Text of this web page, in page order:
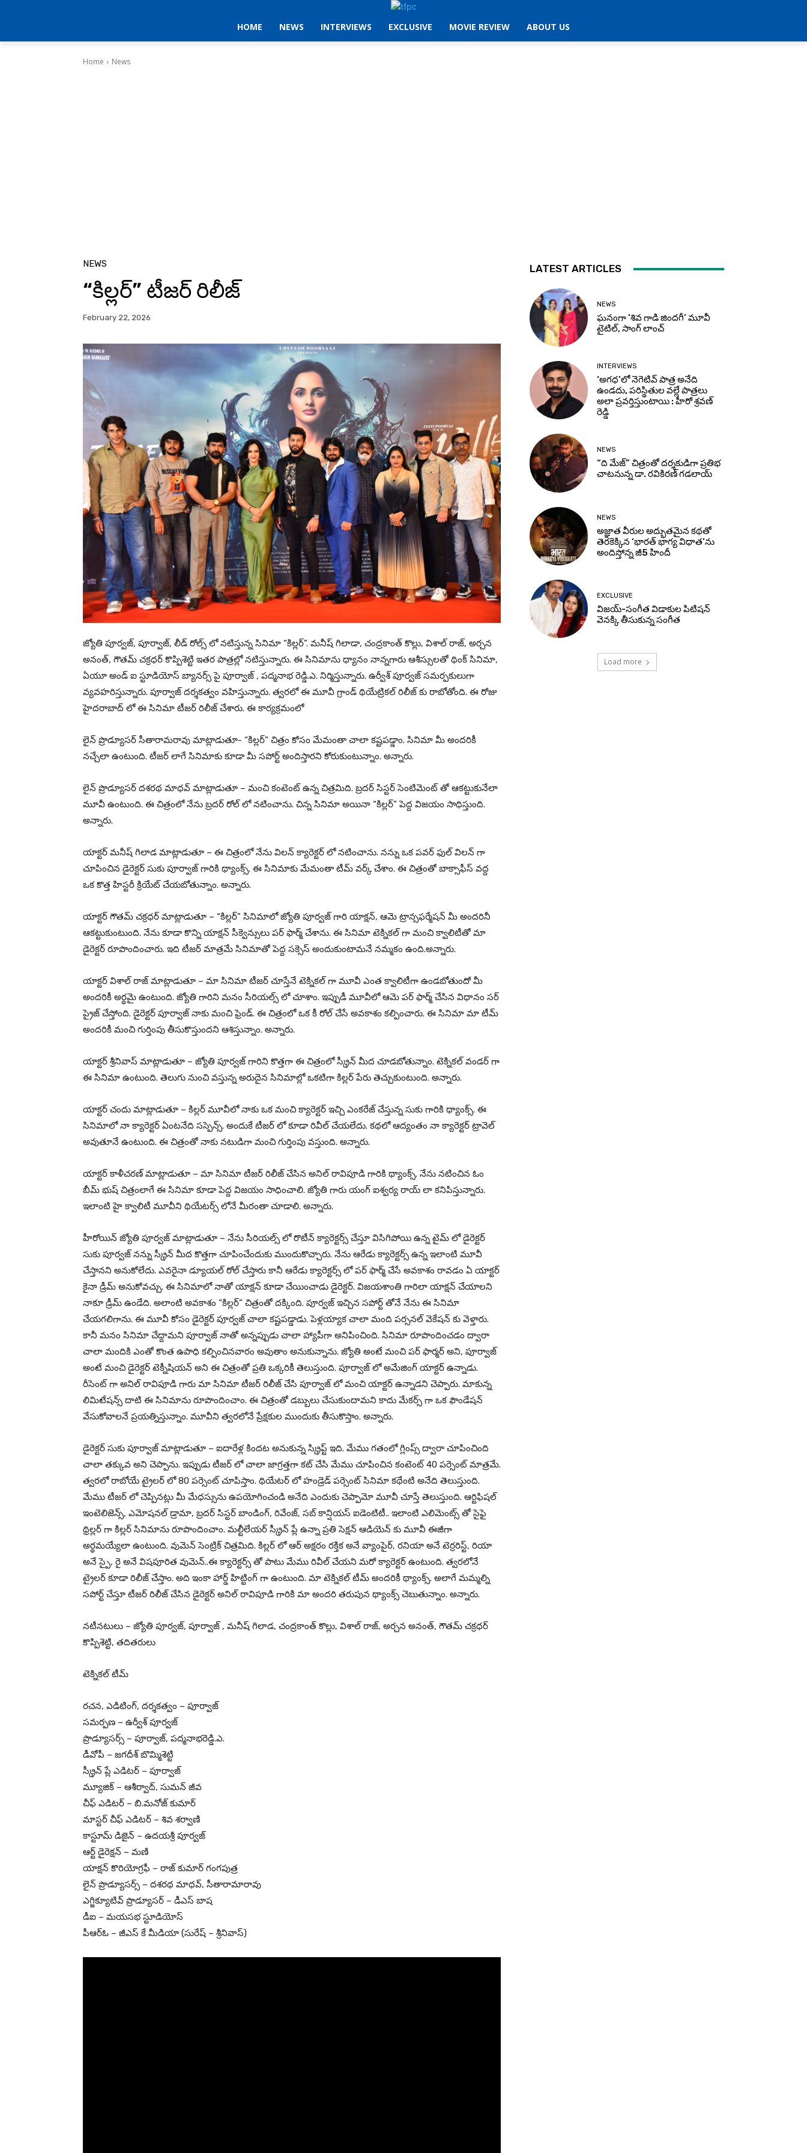
HOME NEWS INTERVIEWS EXCLUSIVE MOVIE REVIEW ABOUT US
Home News
NEWS
“కిల్లర్” టీజర్ రిలీజ్
February 22, 2026
జ్యోతి పూర్వజ్, పూర్వాజ్, లీడ్ రోల్స్ లో నటిస్తున్న సినిమా “కిల్లర్”. మనీష్ గిలాడా, చంద్రకాంత్ కొల్లు, విశాల్ రాజ్, అర్చన
అనంత్, గౌతమ్ చక్రధర్ కొప్పిశెట్టి ఇతర పాత్రల్లో నటిస్తున్నారు. ఈ సినిమాను ధ్యానం నాన్నగారు ఆశీస్సులతో థింక్ సినిమా,
ఏయూ అండ్ ఐ స్టూడియోస్ బ్యానర్స్ పై పూర్వాజ్ , పద్మనాభ రెడ్డి.ఎ. నిర్మిస్తున్నారు. ఉర్వీశ్ పూర్వజ్ సమర్పకులుగా
వ్యవహరిస్తున్నారు. పూర్వాజ్ దర్శకత్వం వహిస్తున్నారు. త్వరలో ఈ మూవీ గ్రాండ్ థియేట్రికల్ రిలీజ్ కు రాబోతోంది. ఈ రోజు
హైదరాబాద్ లో ఈ సినిమా టీజర్ రిలీజ్ చేశారు. ఈ కార్యక్రమంలో
లైన్ ప్రొడ్యూసర్ సీతారామరావు మాట్లాడుతూ- “కిల్లర్” చిత్రం కోసం మేమంతా చాలా కష్టపడ్డాం. సినిమా మీ అందరికీ
నచ్చేలా ఉంటుంది. టీజర్ లాగే సినిమాకు కూడా మీ సపోర్ట్ అందిస్తారని కోరుకుంటున్నాం. అన్నారు.
లైన్ ప్రొడ్యూసర్ దశరథ మాధవ్ మాట్లాడుతూ – మంచి కంటెంట్ ఉన్న చిత్రమిది. బ్రదర్ సిస్టర్ సెంటిమెంట్ తో ఆకట్టుకునేలా
మూవీ ఉంటుంది. ఈ చిత్రంలో నేను బ్రదర్ రోల్ లో నటించాను. చిన్న సినిమా అయినా “కిల్లర్” పెద్ద విజయం సాధిస్తుంది.
అన్నారు.
యాక్టర్ మనీష్ గిలాడ మాట్లాడుతూ – ఈ చిత్రంలో నేను విలన్ క్యారెక్టర్ లో నటించాను. నన్ను ఒక పవర్ ఫుల్ విలన్ గా
చూపించిన డైరెక్టర్ సుకు పూర్వాజ్ గారికి థ్యాంక్స్. ఈ సినిమాకు మేమంతా టీమ్ వర్క్ చేశాం. ఈ చిత్రంతో బాక్సాఫీస్ వద్ద
ఒక కొత్త హిస్టరీ క్రియేట్ చేయబోతున్నాం. అన్నారు.
యాక్టర్ గౌతమ్ చక్రధర్ మాట్లాడుతూ – “కిల్లర్” సినిమాలో జ్యోతి పూర్వజ్ గారి యాక్షన్, ఆమె ట్రాన్సఫర్మేషన్ మీ అందరినీ
ఆకట్టుకుంటుంది. నేను కూడా కొన్ని యాక్షన్ సీక్వెన్సులు పర్ ఫార్మ్ చేశాను. ఈ సినిమా టెక్నికల్ గా మంచి క్వాలిటీతో మా
డైరెక్టర్ రూపొందించారు. ఇది టీజర్ మాత్రమే సినిమాతో పెద్ద సక్సెస్ అందుకుంటామనే నమ్మకం ఉంది.అన్నారు.
యాక్టర్ విశాల్ రాజ్ మాట్లాడుతూ – మా సినిమా టీజర్ చూస్తేనే టెక్నికల్ గా మూవీ ఎంత క్వాలిటీగా ఉండబోతుందో మీ
అందరికీ అర్థమై ఉంటుంది. జ్యోతి గారిని మనం సీరియల్స్ లో చూశాం. ఇప్పుడీ మూవీలో ఆమె పర్ ఫార్మ్ చేసిన విధానం సర్
ప్రైజ్ చేస్తోంది. డైరెక్టర్ పూర్వాజ్ నాకు మంచి ఫ్రెండ్. ఈ చిత్రంలో ఒక కీ రోల్ చేసే అవకాశం కల్పించారు. ఈ సినిమా మా టీమ్
అందరికీ మంచి గుర్తింపు తీసుకొస్తుందని ఆశిస్తున్నాం. అన్నారు.
యాక్టర్ శ్రీనివాస్ మాట్లాడుతూ – జ్యోతి పూర్వజ్ గారిని కొత్తగా ఈ చిత్రంలో స్క్రీన్ మీద చూడబోతున్నాం. టెక్నికల్ వండర్ గా
ఈ సినిమా ఉంటుంది. తెలుగు నుంచి వస్తున్న అరుదైన సినిమాల్లో ఒకటిగా కిల్లర్ పేరు తెచ్చుకుంటుంది. అన్నారు.
యాక్టర్ చందు మాట్లాడుతూ – కిల్లర్ మూవీలో నాకు ఒక మంచి క్యారెక్టర్ ఇచ్చి ఎంకరేజ్ చేస్తున్న సుకు గారికి థ్యాంక్స్. ఈ
సినిమాలో నా క్యారెక్టర్ ఏంటనేది సస్పెన్స్. అందుకే టీజర్ లో కూడా రివీల్ చేయలేదు. కథలో ఆద్యంతం నా క్యారెక్టర్ ట్రావెల్
అవుతూనే ఉంటుంది. ఈ చిత్రంతో నాకు నటుడిగా మంచి గుర్తింపు వస్తుంది. అన్నారు.
యాక్టర్ కాళీచరణ్ మాట్లాడుతూ – మా సినిమా టీజర్ రిలీజ్ చేసిన అనిల్ రావిపూడి గారికి థ్యాంక్స్. నేను నటించిన ఓం
బీమ్ భుష్ చిత్రంలాగే ఈ సినిమా కూడా పెద్ద విజయం సాధించాలి. జ్యోతి గారు యంగ్ ఐశ్వర్య రాయ్ లా కనిపిస్తున్నారు.
ఇలాంటి హై క్వాలిటీ మూవీని థియేటర్స్ లోనే మీరంతా చూడాలి. అన్నారు.
హీరోయిన్ జ్యోతి పూర్వజ్ మాట్లాడుతూ – నేను సీరియల్స్ లో రొటీన్ క్యారెక్టర్స్ చేస్తూ విసిగిపోయి ఉన్న టైమ్ లో డైరెక్టర్
సుకు పూర్వజ్ నన్ను స్క్రీన్ మీద కొత్తగా చూపించేందుకు ముందుకొచ్చారు. నేను ఆరేడు క్యారెక్టర్స్ ఉన్న ఇలాంటి మూవీ
చేస్తానని అనుకోలేదు. ఎవరైనా డ్యూయల్ రోల్ చేస్తారు కానీ ఆరేడు క్యారెక్టర్స్ లో పర్ ఫార్మ్ చేసే అవకాశం రావడం ఏ యాక్టర్
కైనా డ్రీమ్ అనుకోవచ్చు. ఈ సినిమాలో నాతో యాక్షన్ కూడా చేయించాడు డైరెక్టర్. విజయశాంతి గారిలా యాక్షన్ చేయాలని
నాకూ డ్రీమ్ ఉండేది. అలాంటి అవకాశం “కిల్లర్” చిత్రంతో దక్కింది. పూర్వజ్ ఇచ్చిన సపోర్ట్ తోనే నేను ఈ సినిమా
చేయగలిగాను. ఈ మూవీ కోసం డైరెక్టర్ పూర్వజ్ చాలా కష్టపడ్డాడు. పెళ్లయ్యాక చాలా మంది పర్సనల్ వెకేషన్ కు వెళ్తారు.
కానీ మనం సినిమా చేద్దామని పూర్వాజ్ నాతో అన్నప్పుడు చాలా హ్యాపీగా అనిపించింది. సినిమా రూపొందించడం ద్వారా
చాలా మందికి ఎంతో కొంత ఉపాధి కల్పించినవారం అవుతాం అనుకున్నాను. జ్యోతి అంటే మంచి పర్ ఫార్మర్ అని, పూర్వాజ్
అంటే మంచి డైరెక్టర్ టెక్నీషియన్ అని ఈ చిత్రంతో ప్రతి ఒక్కరికీ తెలుస్తుంది. పూర్వాజ్ లో అమేజింగ్ యాక్టర్ ఉన్నాడు.
రీసెంట్ గా అనిల్ రావిపూడి గారు మా సినిమా టీజర్ రిలీజ్ చేసి పూర్వాజ్ లో మంచి యాక్టర్ ఉన్నాడని చెప్పారు. మాకున్న
లిమిటేషన్స్ దాటి ఈ సినిమాను రూపొందించాం. ఈ చిత్రంతో డబ్బులు చేసుకుందామని కాదు మేకర్స్ గా ఒక ఫౌండేషన్
వేసుకోవాలనే ప్రయత్నిస్తున్నాం. మూవీని త్వరలోనే ప్రేక్షకుల ముందుకు తీసుకొస్తాం. అన్నారు.
డైరెక్టర్ సుకు పూర్వాజ్ మాట్లాడుతూ – ఐదారేళ్ల కిందట అనుకున్న స్క్రిప్ట్ ఇది. మేము గతంలో గ్లింప్స్ ద్వారా చూపించింది
చాలా తక్కువ అని చెప్పాను. ఇప్పుడు టీజర్ లో చాలా జాగ్రత్తగా కట్ చేసి మేము చూపించిన కంటెంట్ 40 పర్సెంట్ మాత్రమే.
త్వరలో రాబోయే ట్రైలర్ లో 80 పర్సెంట్ చూపిస్తాం. థియేటర్ లో హండ్రెడ్ పర్సెంట్ సినిమా కథేంటి అనేది తెలుస్తుంది.
మేము టీజర్ లో చెప్పినట్లు మీ మేధస్సును ఉపయోగించండి అనేది ఎందుకు చెప్పామో మూవీ చూస్తే తెలుస్తుంది. ఆర్టిఫిషల్
ఇంటెలిజెన్స్, ఎమోషనల్ డ్రామా, బ్రదర్ సిస్టర్ బాండింగ్, రివేంజ్, సబ్ కాన్షియస్ ఐడెంటిటీ.. ఇలాంటి ఎలిమెంట్స్ తో సైఫై
థ్రిల్లర్ గా కిల్లర్ సినిమాను రూపొందించాం. మల్టీలేయర్ స్క్రీన్ ప్లే ఉన్నా ప్రతి సెక్షన్ ఆడియెన్ కు మూవీ ఈజీగా
అర్థమయ్యేలా ఉంటుంది. వుమెన్ సెంట్రిక్ చిత్రమిది. కిల్లర్ లో ఆర్ అక్షరం రక్తిక అనే వ్యాంపైర్, రనియా అనే టెర్రరిస్ట్, రియా
అనే స్పై, రై అనే విషపూరిత వుమెన్..ఈ క్యారెక్టర్స్ తో పాటు మేము రివీల్ చేయని మరో క్యారెక్టర్ ఉంటుంది. త్వరలోనే
ట్రైలర్ కూడా రిలీజ్ చేస్తాం. అది ఇంకా హార్డ్ హిట్టింగ్ గా ఉంటుంది. మా టెక్నికల్ టీమ్ అందరికీ థ్యాంక్స్. అలాగే మమ్మల్ని
సపోర్ట్ చేస్తూ టీజర్ రిలీజ్ చేసిన డైరెక్టర్ అనిల్ రావిపూడి గారికి మా అందరి తరుపున థ్యాంక్స్ చెబుతున్నాం. అన్నారు.
నటీనటులు – జ్యోతి పూర్వజ్, పూర్వాజ్ , మనీష్ గిలాడ, చంద్రకాంత్ కొల్లు, విశాల్ రాజ్, అర్చన అనంత్, గౌతమ్ చక్రధర్
కొప్పిశెట్టి, తదితరులు
టెక్నికల్ టీమ్
రచన, ఎడిటింగ్, దర్శకత్వం – పూర్వాజ్
సమర్పణ – ఉర్వీశ్ పూర్వజ్
ప్రొడ్యూసర్స్ – పూర్వాజ్, పద్మనాభరెడ్డి.ఎ.
డీవోపీ – జగదీశ్ బొమ్మిశెట్టి
స్క్రీన్ ప్లే ఎడిటర్ – పూర్వాజ్
మ్యూజిక్ – ఆశీర్వాద్, సుమన్ జీవ
చీఫ్ ఎడిటర్ – బి.మనోజ్ కుమార్
మాస్టర్ చీఫ్ ఎడిటర్ – శివ శర్వాణి
కాస్టూమ్ డిజైన్ – ఉదయశ్రీ పూర్వజ్
ఆర్ట్ డైరెక్షన్ – మణి
యాక్షన్ కొరియోగ్రఫీ – రాజ్ కుమార్ గంగపుత్ర
లైన్ ప్రొడ్యూసర్స్ – దశరథ మాధవ్, సీతారామారావు
ఎగ్జిక్యూటివ్ ప్రొడ్యూసర్ – డీఎస్ బాష
డీఐ – మయసభ స్టూడియోస్
పీఆర్ఓ – జీఎస్ కే మీడియా (సురేష్ – శ్రీనివాస్)
LATEST ARTICLES
NEWS
ఘనంగా ‘శివ గాడి జింద‌గీ’ మూవీ
టైటిల్, సాంగ్ లాంచ్
INTERVIEWS
‘అగధ’లో నెగెటివ్ పాత్ర అనేది
ఉండదు, పరిస్థితుల వల్లే పాత్రలు
అలా ప్రవర్తిస్తుంటాయి : హీరో శ్రవణ్
రెడ్డి
NEWS
“ది మేజ్” చిత్రంతో దర్శకుడిగా ప్రతిభ
చాటనున్న డా. రవికిరణ్ గడలాయ్
NEWS
అజ్ఞాత వీరుల అద్భుతమైన కథతో
తెరకెక్కిన ‘భారత్ భాగ్య విధాత’ను
అందిస్తోన్న జీ5 హిందీ
EXCLUSIVE
విజయ్-సంగీత విడాకుల పిటిషన్
వెనక్కి తీసుకున్న సంగీత
Load more